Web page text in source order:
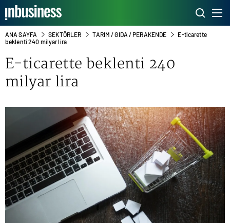
ANA SAYFA SEKTÖRLER TARIM / GIDA / PERAKENDE
E-ticarette
beklenti 240 milyar lira
E-ticarette beklenti 240
milyar lira